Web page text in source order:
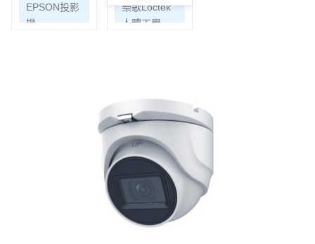
攝影機
EPSON投影
機
樂歌Loctek
人體工學